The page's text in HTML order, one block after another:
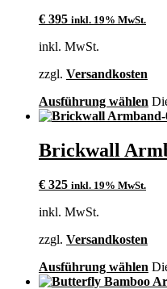
€ 395 inkl. 19% MwSt.
inkl. MwSt.
zzgl. Versandkosten
Ausführung wählen
Brickwall
€ 325 inkl. 19% MwSt.
inkl. MwSt.
zzgl. Versandkosten
Ausführung wählen